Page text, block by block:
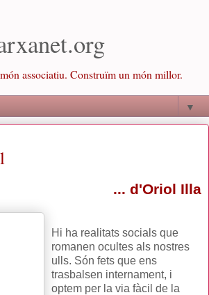
associatiu. Construïm un món millor.
▼
... d'Oriol Illa
Hi ha realitats socials que
romanen ocultes als nostres
ulls. Són fets que ens
trasbalsen internament, i
optem per la via fàcil de la